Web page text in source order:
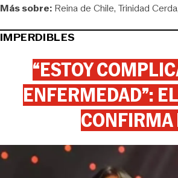
Más sobre: Reina de Chile Trinidad Cerda
IMPERDIBLES
“ESTOY
ENFERMEDAD”: